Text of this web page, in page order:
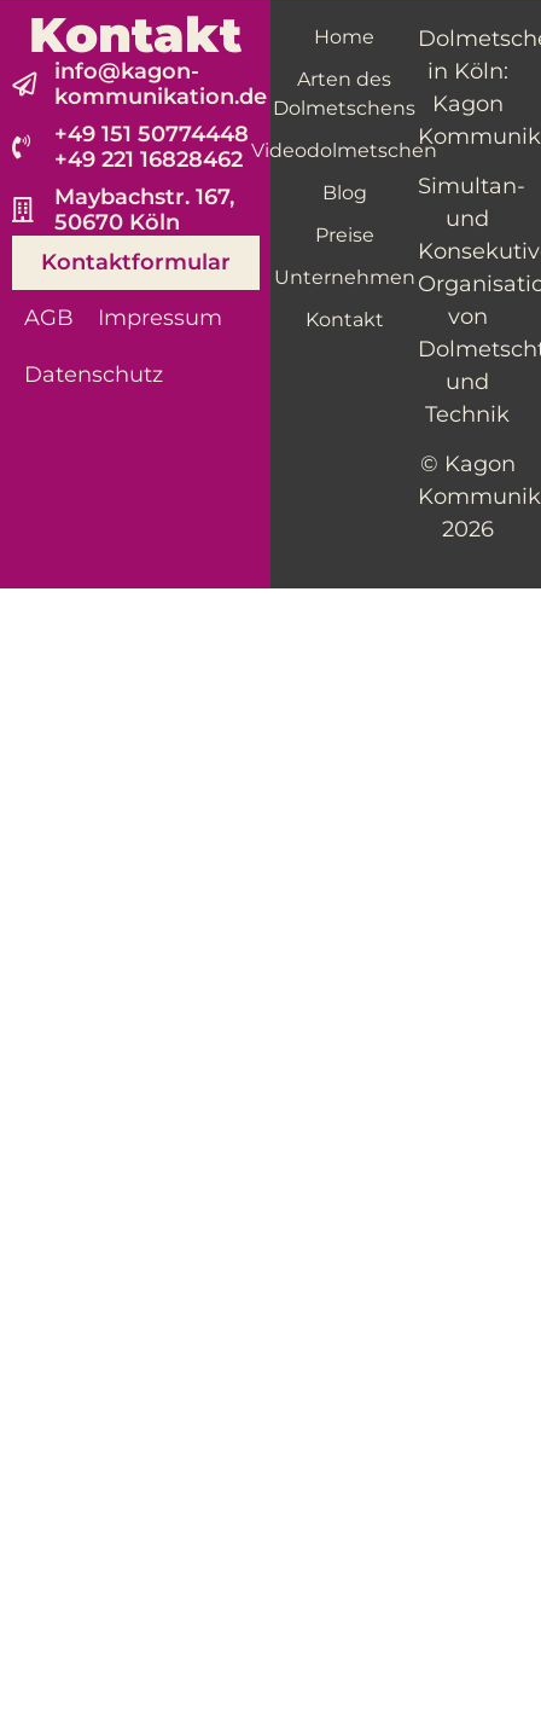
Kontakt
info@kagon-
kommunikation.de
+49 151 50774448
+49 221 16828462
Maybachstr. 167,
50670 Köln
Kontaktformular
AGB Impressum
Datenschutz
Home
Arten des
Dolmetschens
Videodolmetschen
Blog
Preise
Unternehmen
Kontakt
in Köln:
Kagon
Simultan-
und
von
und
Technik
© Kagon
2026